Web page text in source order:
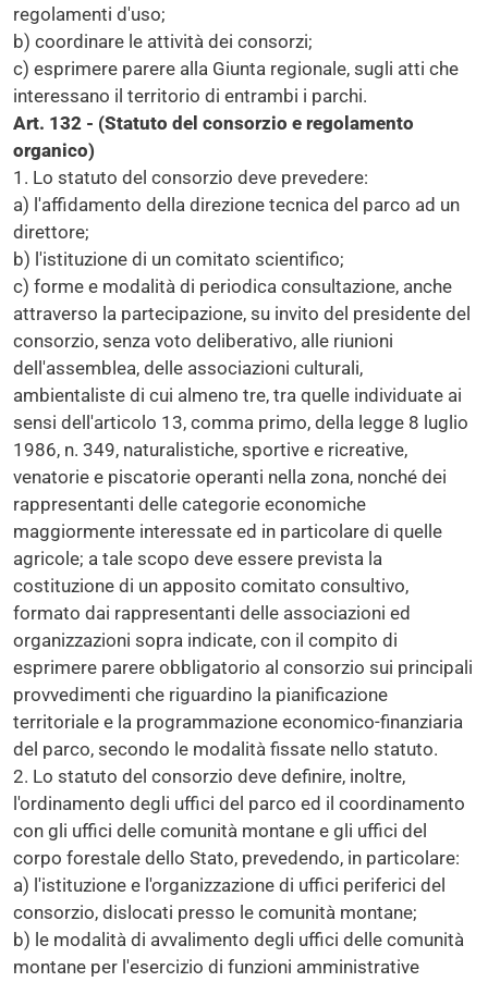
regolamenti d'uso;
b) coordinare le attività dei consorzi;
c) esprimere parere alla Giunta regionale, sugli atti che
interessano il territorio di entrambi i parchi.
Art. 132 - (Statuto del consorzio e regolamento
organico)
1. Lo statuto del consorzio deve prevedere:
a) l'affidamento della direzione tecnica del parco ad un
direttore;
b) l'istituzione di un comitato scientifico;
c) forme e modalità di periodica consultazione, anche
attraverso la partecipazione, su invito del presidente del
consorzio, senza voto deliberativo, alle riunioni
dell'assemblea, delle associazioni culturali,
ambientaliste di cui almeno tre, tra quelle individuate ai
sensi dell'articolo 13, comma primo, della legge 8 luglio
1986, n. 349, naturalistiche, sportive e ricreative,
venatorie e piscatorie operanti nella zona, nonché dei
rappresentanti delle categorie economiche
maggiormente interessate ed in particolare di quelle
agricole; a tale scopo deve essere prevista la
costituzione di un apposito comitato consultivo,
formato dai rappresentanti delle associazioni ed
organizzazioni sopra indicate, con il compito di
esprimere parere obbligatorio al consorzio sui principali
provvedimenti che riguardino la pianificazione
territoriale e la programmazione economico-finanziaria
del parco, secondo le modalità fissate nello statuto.
2. Lo statuto del consorzio deve definire, inoltre,
l'ordinamento degli uffici del parco ed il coordinamento
con gli uffici delle comunità montane e gli uffici del
corpo forestale dello Stato, prevedendo, in particolare:
a) l'istituzione e l'organizzazione di uffici periferici del
consorzio, dislocati presso le comunità montane;
b) le modalità di avvalimento degli uffici delle comunità
montane per l'esercizio di funzioni amministrative